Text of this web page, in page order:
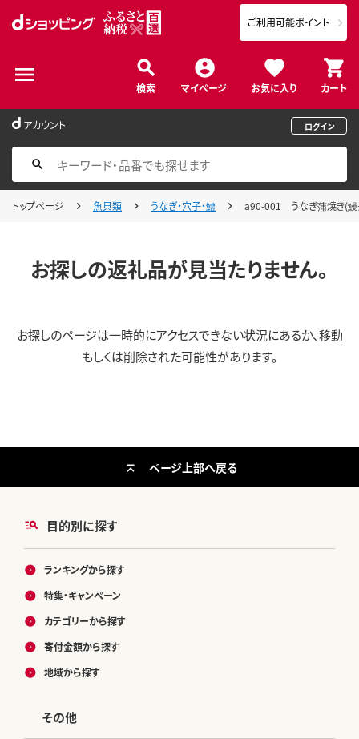
検索 マイページ お気に入り カート
ご利用可能ポイント
アカウント ログイン
トップページ 魚貝類 うなぎ・穴子・鱧 a90-001 うなぎ蒲焼き(
お探しの返礼品が見当たりません。
お探しのページは一時的にアクセスできない状況にあるか、移動
もしくは削除された可能性があります。
目的別に探す
ランキングから探す
特集・キャンペーン
カテゴリーから探す
寄付金額から探す
地域から探す
その他
ページ上部へ戻る